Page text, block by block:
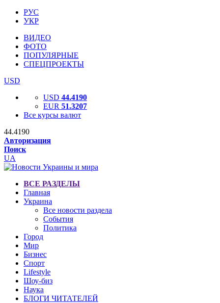
РУС
УКР
ВИДЕО
ФОТО
ПОПУЛЯРНЫЕ
СПЕЦПРОЕКТЫ
USD
USD 44.4190
EUR 51.3207
Все курсы валют
44.4190
Авторизация
Поиск
UA
ВСЕ РАЗДЕЛЫ
Главная
Украина
Все новости раздела
События
Политика
Город
Мир
Бизнес
Спорт
Lifestyle
Шоу-биз
Наука
БЛОГИ ЧИТАТЕЛЕЙ